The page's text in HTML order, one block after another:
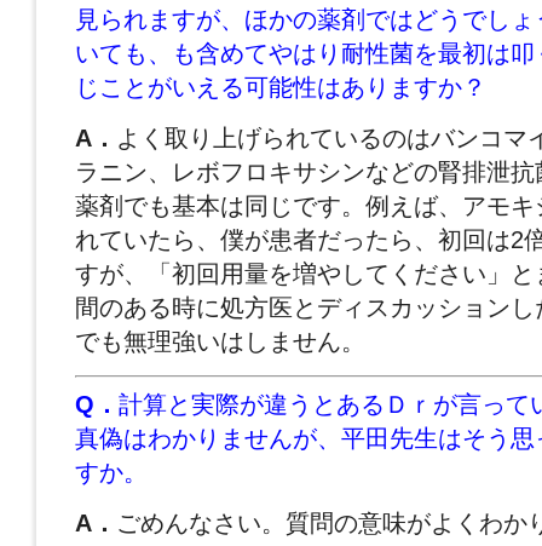
見られますが、ほかの薬剤ではどうでし
いても、も含めてやはり耐性菌を最初は
じことがいえる可能性はありますか？
A． よく取り上げられているのはバンコマ
ラニン、レボフロキサシンなどの腎排泄
薬剤でも基本は同じです。例えば、アモ
れていたら、僕が患者だったら、初回は2
すが、「初回用量を増やしてください」
間のある時に処方医とディスカッション
でも無理強いはしません。
Q． 計算と実際が違うとあるＤｒが言って
真偽はわかりませんが、平田先生はそう
すか。
A． ごめんなさい。質問の意味がよくわか